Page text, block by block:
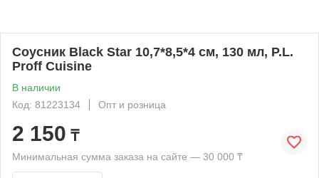
Соусник Black Star 10,7*8,5*4 см, 130 мл, P.L.
Proff Cuisine
В наличии
Код: 81223134
Опт и розница
2 150 ₸
Минимальная сумма заказа на сайте — 30 000 ₸